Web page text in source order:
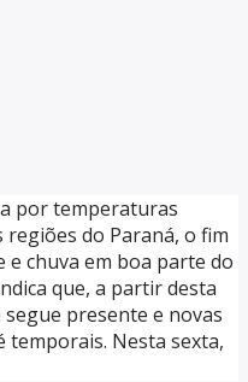
por temperaturas
regiões do Paraná, o fim
e chuva em boa parte do
que, a partir desta
presente e novas
Nesta sexta,